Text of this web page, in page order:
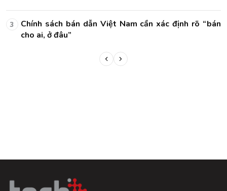
3
Chính sách bán dẫn Việt Nam cần xác định rõ “bán
cho ai, ở đâu”